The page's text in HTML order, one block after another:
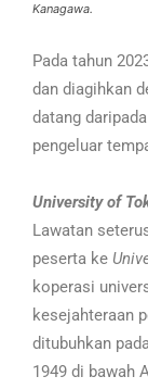
Kanagawa.
Pada tahun
dan diagihkan
datang
pengeluar
University of
Lawatan
peserta ke
koperasi
kesejahteraan
ditubuhkan
1949 di bawah